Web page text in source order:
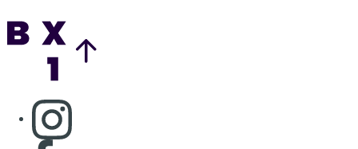
Consulter page Instagram